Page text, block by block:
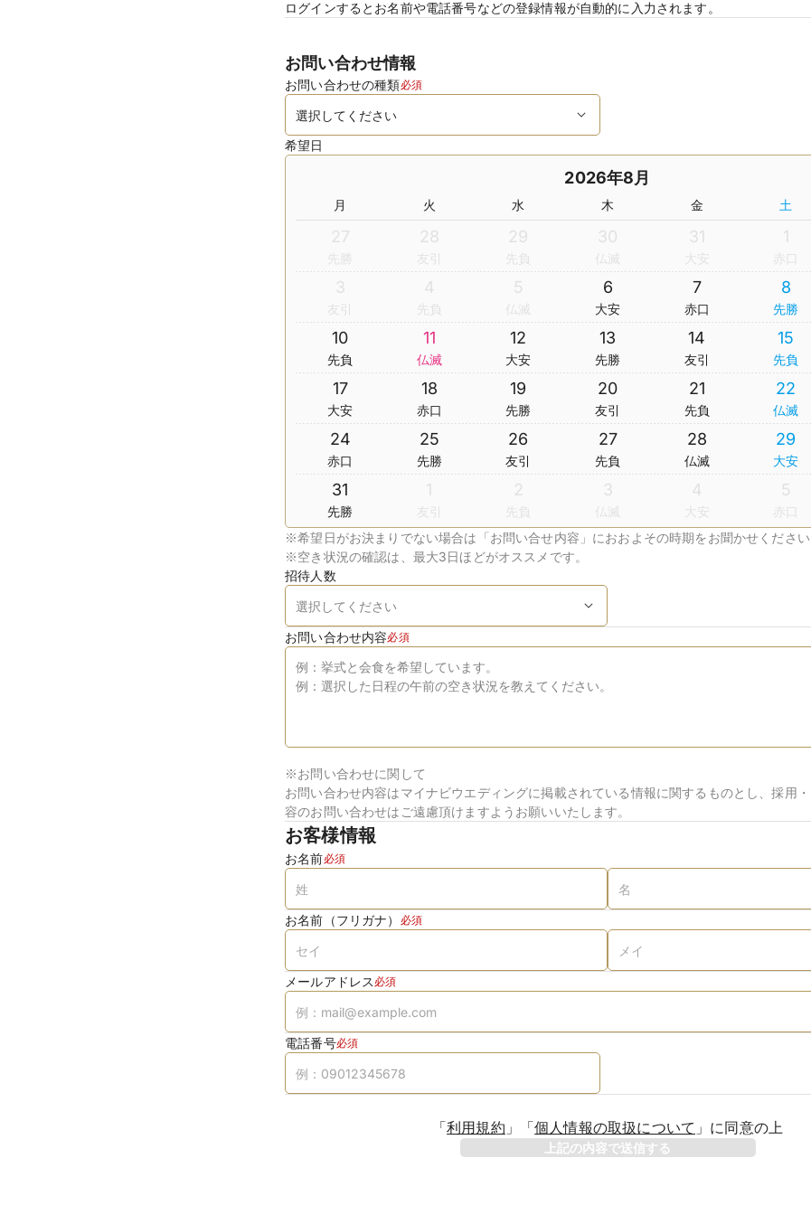
ログインするとお名前や電話番号などの登録情報が自動的に入力されます。
お問い合わせ情報
お問い合わせの種類必須
希望日
2026年8月
月 火 水 木 金 土
27
先勝
28
友引
29
先負
30
仏滅
31
大安
1
赤口
3
友引
4
先負
5
仏滅
6
大安
7
赤口
8
先勝
10
先負
11
仏滅
12
大安
13
先勝
14
友引
15
先負
17
大安
18
赤口
19
先勝
20
友引
21
先負
22
仏滅
24
赤口
25
先勝
26
友引
27
先負
28
仏滅
29
大安
31
先勝
1
友引
2
先負
3
仏滅
4
大安
5
赤口
※希望日がお決まりでない場合は「お問い合せ内容」におおよその時期をお聞かせください
※空き状況の確認は、最大3日ほどがオススメです。
招待人数
お問い合わせ内容必須
※お問い合わせに関して
お問い合わせ内容はマイナビウエディングに掲載されている情報に関するものとし、採用
容のお問い合わせはご遠慮頂けますようお願いいたします。
お客様情報
お名前必須
お名前（フリガナ） 必須
メールアドレス 必須
電話番号必須
「利用規約 」 「個人情報の取扱について 」 に同意の上
上記の内容で送信する